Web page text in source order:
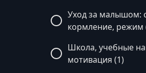
Уход за малышом:
кормление, режим
Школа, учебные
мотивация (1)